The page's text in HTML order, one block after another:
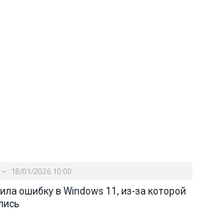
18/01/2026 10:00
ошибку в Windows 11, из-за которой